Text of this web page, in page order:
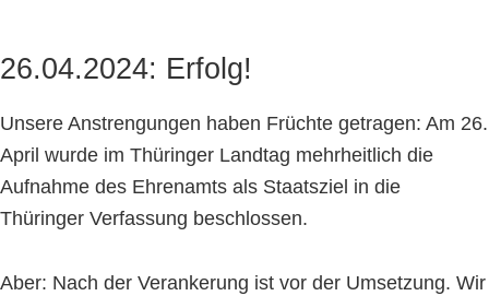
26.04.2024: Erfolg!
Unsere Anstrengungen haben Früchte getragen: Am 26.
April wurde im Thüringer Landtag mehrheitlich die
Aufnahme des Ehrenamts als Staatsziel in die
Thüringer Verfassung beschlossen.
Aber: Nach der Verankerung ist vor der Umsetzung. Wir